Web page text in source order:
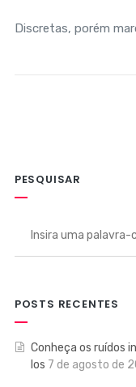
Discretas, porém
PESQUISAR
POSTS RECENTES
Conheça os ruídos
los 7 de agosto de